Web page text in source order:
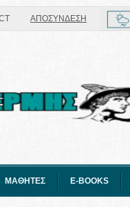
ΑΠΟΣΥΝΔΕΣΗ
ΜΑΘΗΤΕΣ E-BOOKS